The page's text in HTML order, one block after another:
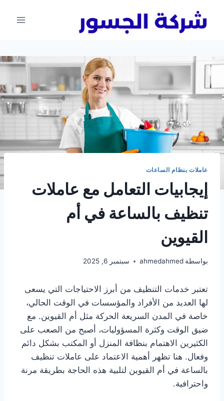
عاملات بنظام الساعات
إيجابيات التعامل مع عاملات
تنظيف بالساعة في أم
القيوين
بواسطة ahmedahmed سبتمبر 6, 2025
تعتبر خدمات التنظيف من أبرز الاحتياجات التي يسعى
لها العديد من الأفراد والمؤسسات في الوقت الحالي،
خاصة في المدن السريعة الحركة مثل أم القيوين. مع
ضيق الوقت وكثرة المسؤوليات، أصبح من الصعب على
الكثيرين الاهتمام بنظافة المنزل أو المكتب بشكل دائم
وفعال. هنا تظهر أهمية الاعتماد على عاملات تنظيف
بالساعة في أم القيوين لتلبية هذه الحاجة بطريقة مرنة
واحترافية.